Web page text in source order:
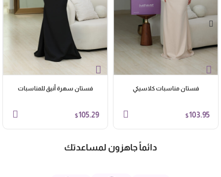
فستان مناسبات كلاسيكي
$103.95
فستان سهرة أنيق للمناسبات
$105.29
دائماً جاهزون لمساعدتك